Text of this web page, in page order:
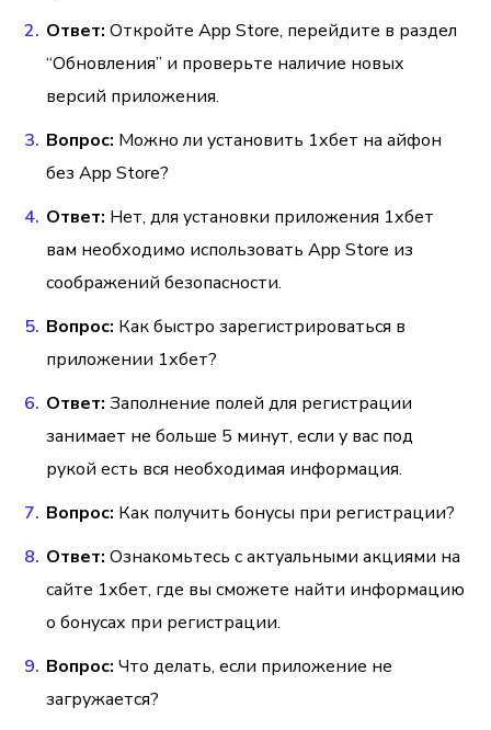
Ответ: Откройте App Store, перейдите в раздел
“Обновления” и проверьте наличие новых
версий приложения.
Вопрос: Можно ли установить 1хбет на айфон
без App Store?
Ответ: Нет, для установки приложения 1хбет
вам необходимо использовать App Store из
соображений безопасности.
Вопрос: Как быстро зарегистрироваться в
приложении 1хбет?
Ответ: Заполнение полей для регистрации
занимает не больше 5 минут, если у вас под
рукой есть вся необходимая информация.
Вопрос: Как получить бонусы при регистрации?
Ответ: Ознакомьтесь с актуальными акциями на
сайте 1хбет, где вы сможете найти информацию
о бонусах при регистрации.
Вопрос: Что делать, если приложение не
загружается?